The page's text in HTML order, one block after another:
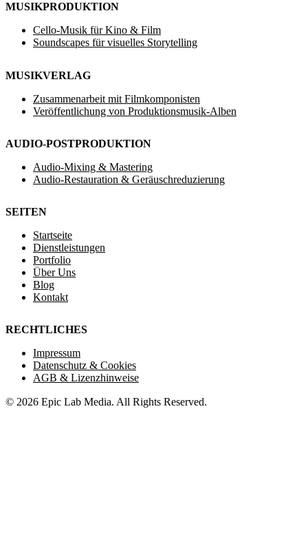
MUSIKPRODUKTION
Cello-Musik für Kino & Film
Soundscapes für visuelles Storytelling
MUSIKVERLAG
Zusammenarbeit mit Filmkomponisten
Veröffentlichung von Produktionsmusik-Alben
AUDIO-POSTPRODUKTION
Audio-Mixing & Mastering
Audio-Restauration & Geräuschreduzierung
SEITEN
Startseite
Dienstleistungen
Portfolio
Über Uns
Blog
Kontakt
RECHTLICHES
Impressum
Datenschutz & Cookies
AGB & Lizenzhinweise
© 2026 Epic Lab Media. All Rights Reserved.